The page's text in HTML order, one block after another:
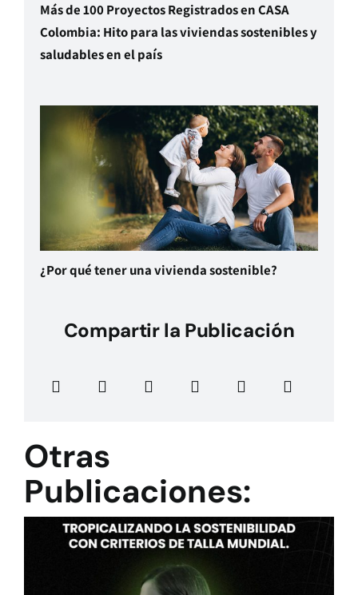
Más de 100 Proyectos Registrados en CASA
Colombia: Hito para las viviendas sostenibles y
saludables en el país
¿Por qué tener una vivienda sostenible?
Compartir la Publicación
Otras
Publicaciones: